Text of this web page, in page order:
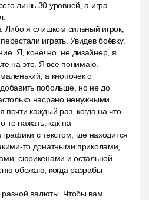
лишь 30 уровней, а игра
Либо я слишком сильный игрок,
играть. Увидев боёвку.
Я, конечно, не дизайнер, я
на это. Я все понимаю.
а кнопочек с
побольше, но не до
насрано ненужными
каждый раз, когда на что-
то нажать, как на
с текстом, где находится
то донатными приколами,
сюрикенами и остальной
обожаю, когда разрабы
валюты. Чтобы вам